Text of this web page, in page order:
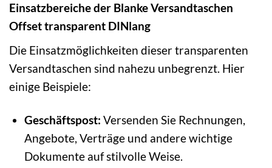
Einsatzbereiche der Blanke Versandtaschen
Offset transparent DINlang
Die Einsatzmöglichkeiten dieser transparenten
Versandtaschen sind nahezu unbegrenzt. Hier
einige Beispiele:
Geschäftspost: Versenden Sie Rechnungen,
Angebote, Verträge und andere wichtige
Dokumente auf stilvolle Weise.